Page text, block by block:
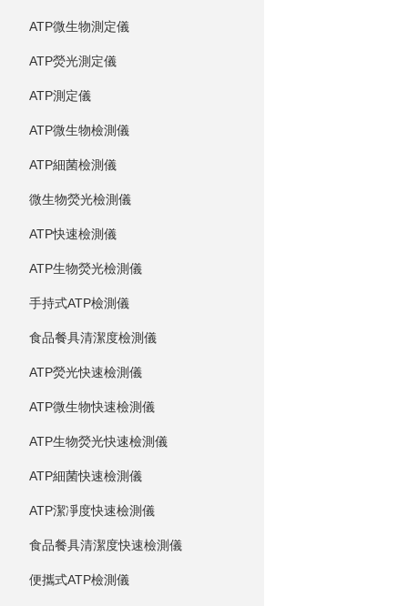
ATP微生物測定儀
ATP熒光測定儀
ATP測定儀
ATP微生物檢測儀
ATP細菌檢測儀
微生物熒光檢測儀
ATP快速檢測儀
ATP生物熒光檢測儀
手持式ATP檢測儀
食品餐具清潔度檢測儀
ATP熒光快速檢測儀
ATP微生物快速檢測儀
ATP生物熒光快速檢測儀
ATP細菌快速檢測儀
ATP潔凈度快速檢測儀
食品餐具清潔度快速檢測儀
便攜式ATP檢測儀